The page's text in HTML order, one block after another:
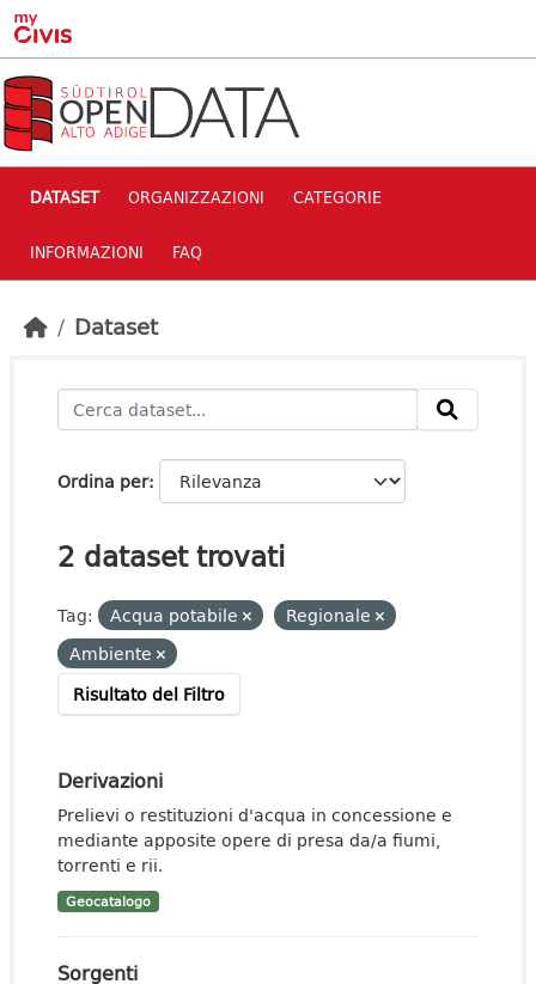
Skip to main content
DATASET ORGANIZZAZIONI CATEGORIE
INFORMAZIONI FAQ
Dataset
Ordina per
2 dataset trovati
Tag: Acqua potabile
Regionale
Ambiente
Risultato del Filtro
Derivazioni
Prelievi o restituzioni d'acqua in concessione e
mediante apposite opere di presa da/a fiumi,
torrenti e rii.
Geocatalogo
Sorgenti